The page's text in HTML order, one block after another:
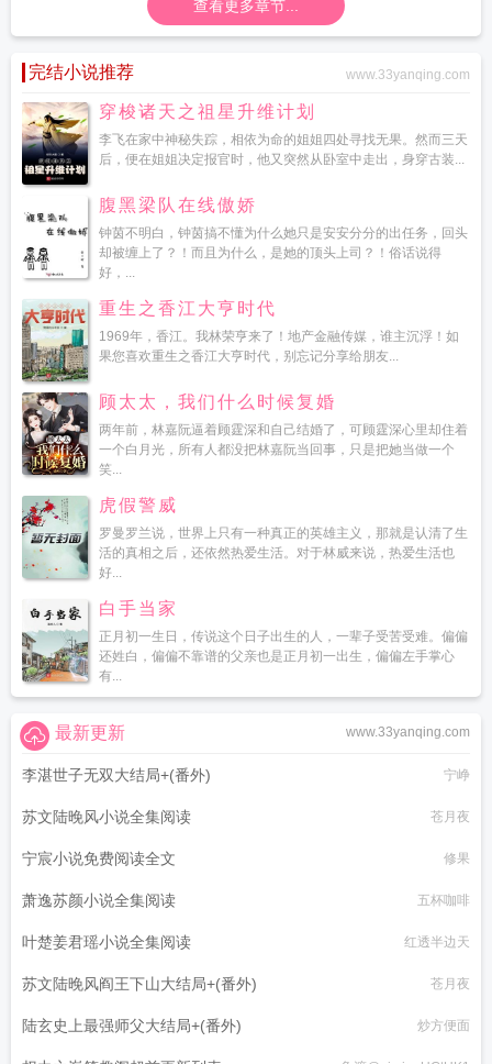
查看更多章节...
完结小说推荐 www.33yanqing.com
穿梭诸天之祖星升维计划
李飞在家中神秘失踪，相依为命的姐姐四处寻找无果。然而三天
后，便在姐姐决定报官时，他又突然从卧室中走出，身穿古装...
腹黑梁队在线傲娇
钟茵不明白，钟茵搞不懂为什么她只是安安分分的出任务，回头
却被缠上了？！而且为什么，是她的顶头上司？！俗话说得
好，...
重生之香江大亨时代
1969年，香江。我林荣亨来了！地产金融传媒，谁主沉浮！如
果您喜欢重生之香江大亨时代，别忘记分享给朋友...
顾太太，我们什么时候复婚
两年前，林嘉阮逼着顾霆深和自己结婚了，可顾霆深心里却住着
一个白月光，所有人都没把林嘉阮当回事，只是把她当做一个
笑...
虎假警威
罗曼罗兰说，世界上只有一种真正的英雄主义，那就是认清了生
活的真相之后，还依然热爱生活。对于林威来说，热爱生活也
好...
白手当家
正月初一生日，传说这个日子出生的人，一辈子受苦受难。偏偏
还姓白，偏偏不靠谱的父亲也是正月初一出生，偏偏左手掌心
有...
www.33yanqing.com
最新更新
李湛世子无双大结局+(番外) 宁峥
苏文陆晚风小说全集阅读 苍月夜
宁宸小说免费阅读全文 修果
萧逸苏颜小说全集阅读 五杯咖啡
叶楚姜君瑶小说全集阅读 红透半边天
苏文陆晚风阎王下山大结局+(番外) 苍月夜
陆玄史上最强师父大结局+(番外) 炒方便面